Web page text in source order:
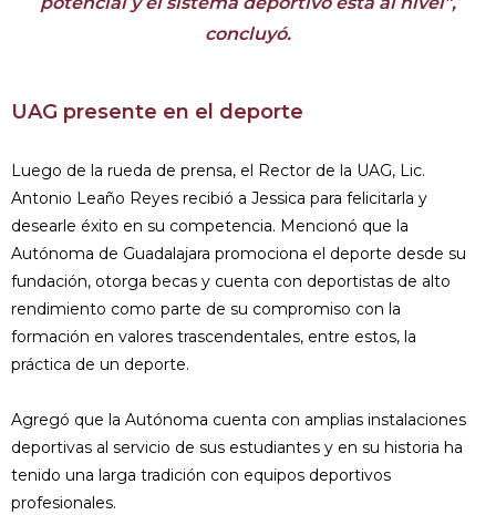
concluyó.
UAG presente en el deporte
Luego de la rueda de prensa, el Rector de la UAG, Lic.
Antonio Leaño Reyes recibió a Jessica para felicitarla y
desearle éxito en su competencia. Mencionó que la
Autónoma de Guadalajara promociona el deporte desde su
fundación, otorga becas y cuenta con deportistas de alto
rendimiento como parte de su compromiso con la
formación en valores trascendentales, entre estos, la
práctica de un deporte.
Agregó que la Autónoma cuenta con amplias instalaciones
deportivas al servicio de sus estudiantes y en su historia ha
tenido una larga tradición con equipos deportivos
profesionales.